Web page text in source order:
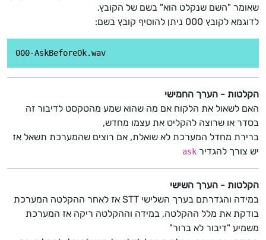
שאומר "השם שנקלט הוא" בשם של הקובץ.
לדוגמא לקובץ 000 ניתן להוסיף קובץ בשם:
הקלטות - הערך החמישי
האם לשאול את הלקוח אם מה שהוא שמע מהטקסט לדיבור זה
בסדר או שרוצה להקליט את עצמו מחדש,
ברירת מחדל המערכת לא שואלת, אם רוצים שהמערכת תשאל אז
יש צורך להגדיר ask
הקלטות - הערך השישי
במידה והגדרתם בערך השלישי STT אז לאחר ההקלטה המערכת
בודקת את מלל ההקלטה, במידה וההקלטה ריקה אז המערכת
משמיע "דיבור לא ברור"